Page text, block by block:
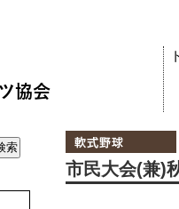
市民大会(兼)